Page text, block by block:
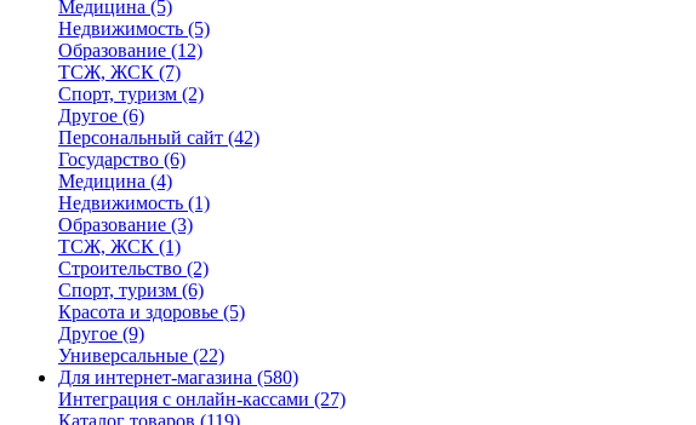
Медицина (5)
Недвижимость (5)
Образование (12)
ТСЖ, ЖСК (7)
Спорт, туризм (2)
Другое (6)
Персональный сайт (42)
Государство (6)
Медицина (4)
Недвижимость (1)
Образование (3)
ТСЖ, ЖСК (1)
Строительство (2)
Спорт, туризм (6)
Красота и здоровье (5)
Другое (9)
Универсальные (22)
Для интернет-магазина (580)
Интеграция с онлайн-кассами (27)
Каталог товаров (119)